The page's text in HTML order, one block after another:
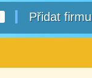
Přidat firmu